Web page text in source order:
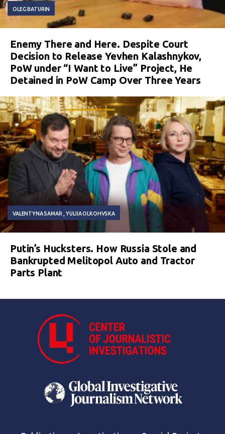
OLEG BATURIN
Enemy There and Here. Despite Court
Decision to Release Yevhen Kalashnykov,
PoW under “I Want to Live” Project, He
Detained in PoW Camp Over Three Years
VALENTYNA SAMAR YULIIA OLKOHVSKA
Putin’s Hucksters. How Russia Stole and
Bankrupted Melitopol Auto and Tractor
Parts Plant